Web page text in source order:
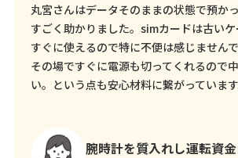
丸宮さんはデータそのままの状態で預か
すごく助かりました。simカードは古い
すぐに使えるので特に不便は感じませんで
その場ですぐに電源も切ってくれるので
い。という点も安心材料に繋がっています
腕時計を質入れし運転資